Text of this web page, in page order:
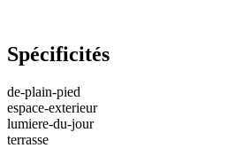
Spécificités
de-plain-pied
espace-exterieur
lumiere-du-jour
terrasse